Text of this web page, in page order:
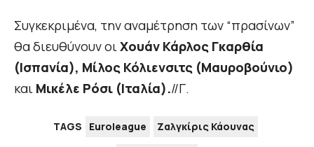
Συγκεκριμένα, την αναμέτρηση των “πρασίνων”
θα διευθύνουν οιΧουάν Κάρλος Γκαρθία
(Ισπανία), Μίλος Κόλιενσιτς (Μαυροβούνιο)
και Μικέλε Ρόσι (Ιταλία).//Γ.
TAGS Euroleague Ζαλγκίρις Κάουνας